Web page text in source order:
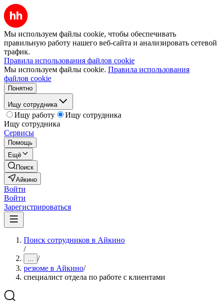
Мы используем файлы cookie, чтобы обеспечивать
правильную работу нашего веб-сайта и анализировать сетевой
трафик.
Правила использования файлов cookie
Мы используем файлы cookie. Правила использования
файлов cookie
Понятно
Ищу сотрудника
Ищу работу
Ищу сотрудника
Ищу сотрудника
Сервисы
Помощь
Ещё
Поиск
Айкино
Войти
Войти
Зарегистрироваться
Поиск сотрудников в Айкино
/
... /
резюме в Айкино/
специалист отдела по работе с клиентами